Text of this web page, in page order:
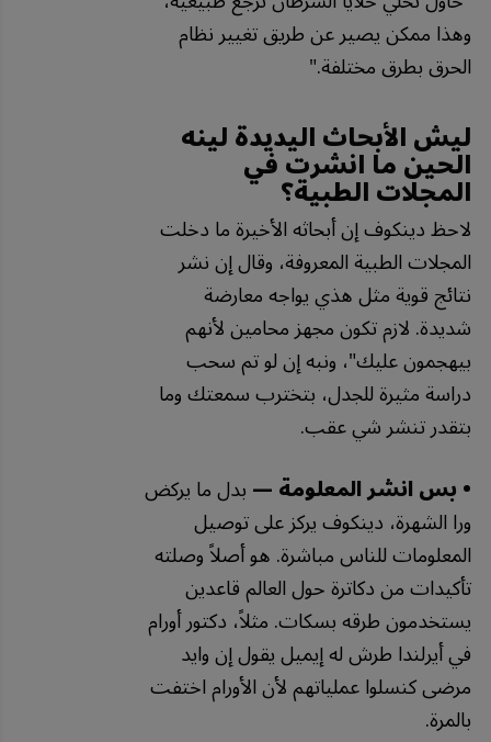
وهذاممكنيصيرعنطريقتغييرنظام
الحرقبطرقمختلفة."
ليش الأبحاث اليديدة لينه
الحين ما انشرت في
المجلات الطبية؟
لاحظ دينكوف إن أبحاثه الأخيرة ما دخلت
المجلات الطبية المعروفة، وقال إن نشر
نتائج قوية مثل هذي يواجه معارضة
شديدة. لازم تكون مجهز محامين لأنهم
بيهجمون عليك"، ونبه إن لو تم سحب
دراسة مثيرة للجدل، بتخترب سمعتك وما
بتقدر تنشر شي عقب.
• بس انشر المعلومة —بدل ما يركض
ورا الشهرة، دينكوف يركز على توصيل
المعلومات للناس مباشرة. هو أصلاً وصلته
تأكيدات من دكاترة حول العالم قاعدين
يستخدمون طرقه بسكات. مثلاً، دكتور أورام
في أيرلندا طرش له إيميل يقول إن وايد
مرضى كنسلوا عملياتهم لأن الأورام اختفت
بالمرة.